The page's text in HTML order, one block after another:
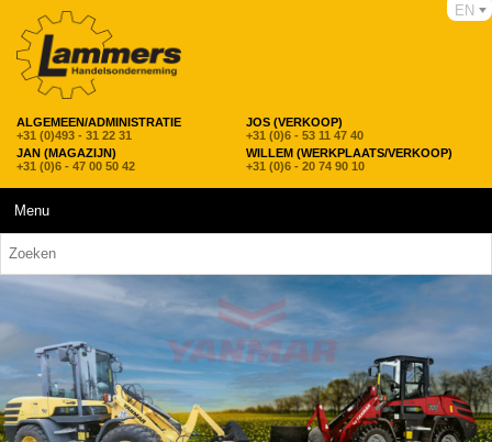
ALGEMEEN/ADMINISTRATIE
+31 (0)493 - 31 22 31
JOS (VERKOOP)
+31 (0)6 - 53 11 47 40
JAN (MAGAZIJN)
+31 (0)6 - 47 00 50 42
WILLEM (WERKPLAATS/VERKOOP)
+31 (0)6 - 20 74 90 10
EN
Menu